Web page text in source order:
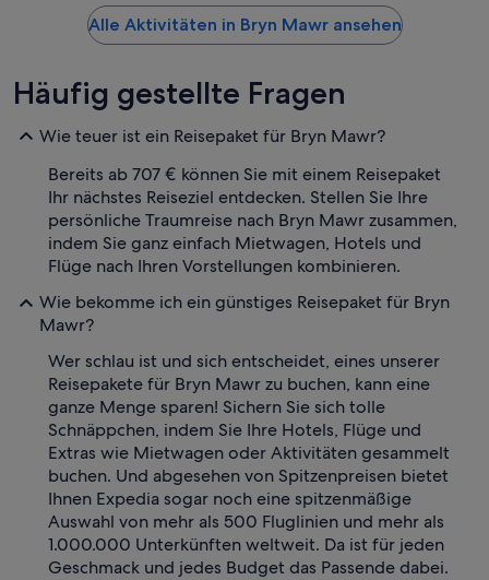
Alle Aktivitäten in Bryn Mawr ansehen
Häufig gestellte Fragen
Wie teuer ist ein Reisepaket für Bryn Mawr?
Bereits ab 707 € können Sie mit einem Reisepaket
Ihr nächstes Reiseziel entdecken. Stellen Sie Ihre
persönliche Traumreise nach Bryn Mawr zusammen,
indem Sie ganz einfach Mietwagen, Hotels und
Flüge nach Ihren Vorstellungen kombinieren.
Wie bekomme ich ein günstiges Reisepaket für Bryn
Mawr?
Wer schlau ist und sich entscheidet, eines unserer
Reisepakete für Bryn Mawr zu buchen, kann eine
ganze Menge sparen! Sichern Sie sich tolle
Schnäppchen, indem Sie Ihre Hotels, Flüge und
Extras wie Mietwagen oder Aktivitäten gesammelt
buchen. Und abgesehen von Spitzenpreisen bietet
Ihnen Expedia sogar noch eine spitzenmäßige
Auswahl von mehr als 500 Fluglinien und mehr als
1.000.000 Unterkünften weltweit. Da ist für jeden
Geschmack und jedes Budget das Passende dabei.